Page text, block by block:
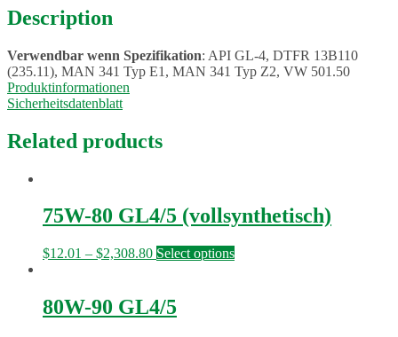
Description
Verwendbar wenn Spezifikation: API GL-4, DTFR 13B110
(235.11), MAN 341 Typ E1, MAN 341 Typ Z2, VW 501.50
Produktinformationen
Sicherheitsdatenblatt
Related products
75W-80 GL4/5 (vollsynthetisch)
$12.01 – $2,308.80 Select options
80W-90 GL4/5